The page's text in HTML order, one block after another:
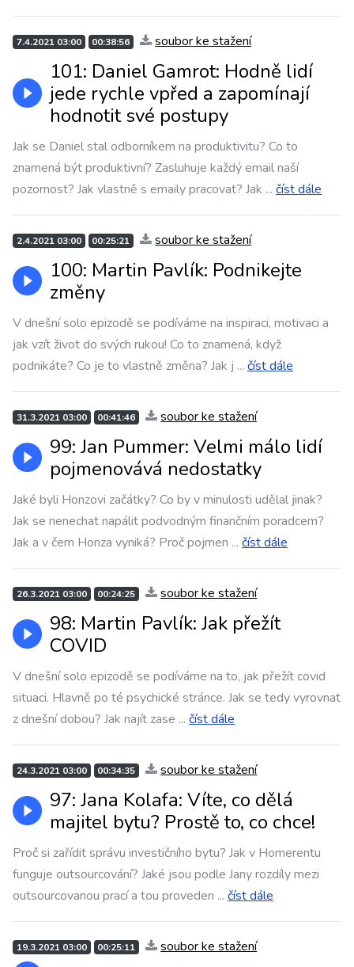
7.4.2021 03:00 00:38:56 soubor ke stažení
101: Daniel Gamrot: Hodně lidí
jede rychle vpřed a zapomínají
hodnotit své postupy
Jak se Daniel stal odborníkem na produktivitu? Co to
znamená být produktivní? Zasluhuje každý email naší
pozornost? Jak vlastně s emaily pracovat? Jak ... číst dále
2.4.2021 03:00 00:25:21 soubor ke stažení
100: Martin Pavlík: Podnikejte
změny
V dnešní solo epizodě se podíváme na inspiraci, motivaci a
jak vzít život do svých rukou! Co to znamená, když
podnikáte? Co je to vlastně změna? Jak j ... číst dále
31.3.2021 03:00 00:41:46 soubor ke stažení
99: Jan Pummer: Velmi málo lidí
pojmenovává nedostatky
Jaké byli Honzovi začátky? Co by v minulosti udělal jinak?
Jak se nenechat napálit podvodným finančním poradcem?
Jak a v čem Honza vyniká? Proč pojmen ... číst dále
26.3.2021 03:00 00:24:25 soubor ke stažení
98: Martin Pavlík: Jak přežít
COVID
V dnešní solo epizodě se podíváme na to, jak přežít covid
situaci. Hlavně po té psychické stránce. Jak se tedy vyrovnat
z dnešní dobou? Jak najít zase ... číst dále
24.3.2021 03:00 00:34:35 soubor ke stažení
97: Jana Kolafa: Víte, co dělá
majitel bytu? Prostě to, co chce!
Proč si zařídit správu investičního bytu? Jak v Homerentu
funguje outsourcování? Jaké jsou podle Jany rozdíly mezi
outsourcovanou prací a tou proveden ... číst dále
19.3.2021 03:00 00:25:11 soubor ke stažení